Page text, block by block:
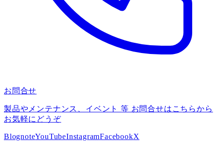
お問合せ
製品やメンテナンス、イベント 等 お問合せはこちらから
お気軽にどうぞ
BlognoteYouTubeInstagramFacebookX